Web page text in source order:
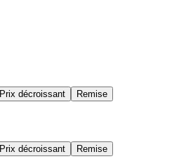
Prix décroissant Remise
Prix décroissant Remise